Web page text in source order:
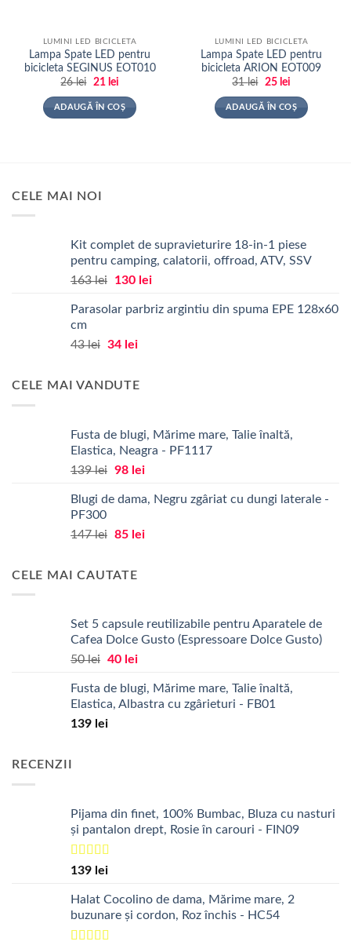
LUMINI LED BICICLETA
Lampa Spate LED pentru
bicicleta SEGINUS EOT010
26lei
Prețul
a
fost:
21 leiPrețul
este:
21 lei.
ADAUGĂ ÎN COȘ
LUMINI LED BICICLETA
Lampa Spate LED pentru
bicicleta ARION EOT009
31lei
Prețul
a
fost:
25 leiPrețul
este:
25 lei.
ADAUGĂ ÎN COȘ
CELE MAI NOI
Kit complet de supravieturire 18-in-1 piese
pentru camping, calatorii, offroad, ATV, SSV
163lei
Prețul
a
163 lei.
130 leiPrețul
este:
Parasolar parbriz argintiu din spuma EPE 128x60
cm
43lei Prețul
fost:
34 leiPrețul
34 lei.
CELE MAI VANDUTE
Fusta de blugi, Mărime mare, Talie înaltă,
Elastica, Neagra - PF1117
139lei Prețul
a
139 lei.
98 leiPrețul
este:
Blugi de dama, Negru zgâriat cu dungi laterale -
PF300
147lei Prețul
fost:
85 leiPrețul
CELE MAI CAUTATE
Set 5 capsule reutilizabile pentru Aparatele de
Cafea Dolce Gusto (Espressoare Dolce Gusto)
50lei Prețul
a
fost:
50 lei.
40 leiPrețul
este:
40 lei.
Fusta de blugi, Mărime mare, Talie înaltă,
Elastica, Albastra cu zgârieturi - FB01
139 lei
RECENZII
Pijama din finet, 100% Bumbac, Bluza cu nasturi
și pantalon drept, Rosie în carouri - FIN09
Evaluat la
139 lei
Halat Cocolino de dama, Mărime mare, 2
buzunare și cordon, Roz închis - HC54